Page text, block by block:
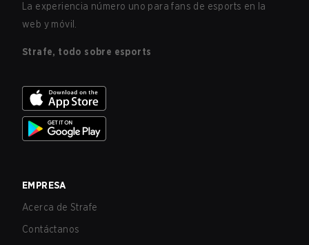
La experiencia número uno para fans de esports en la
web y móvil.
Strafe, todo sobre esports
EMPRESA
Acerca de Strafe
Contáctanos